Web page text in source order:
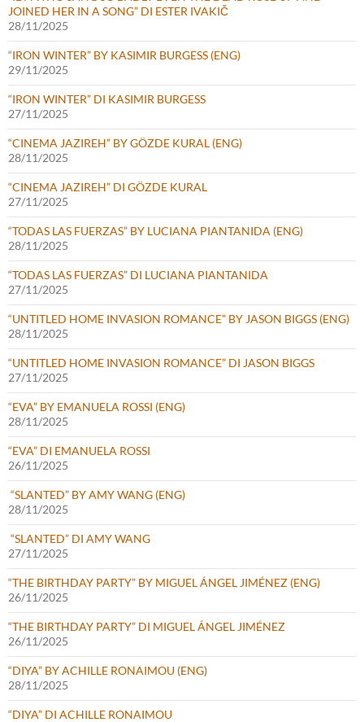
JOINED HER IN A SONG” DI ESTER IVAKIČ
28/11/2025
“IRON WINTER” BY KASIMIR BURGESS (ENG)
29/11/2025
“IRON WINTER” DI KASIMIR BURGESS
27/11/2025
“CINEMA JAZIREH” BY GÖZDE KURAL (ENG)
28/11/2025
“CINEMA JAZIREH” DI GÖZDE KURAL
27/11/2025
“TODAS LAS FUERZAS” BY LUCIANA PIANTANIDA (ENG)
28/11/2025
“TODAS LAS FUERZAS” DI LUCIANA PIANTANIDA
27/11/2025
“UNTITLED HOME INVASION ROMANCE” BY JASON BIGGS (ENG)
28/11/2025
“UNTITLED HOME INVASION ROMANCE” DI JASON BIGGS
27/11/2025
“EVA” BY EMANUELA ROSSI (ENG)
28/11/2025
“EVA” DI EMANUELA ROSSI
26/11/2025
“SLANTED” BY AMY WANG (ENG)
28/11/2025
“SLANTED” DI AMY WANG
27/11/2025
“THE BIRTHDAY PARTY” BY MIGUEL ÁNGEL JIMÉNEZ (ENG)
26/11/2025
“THE BIRTHDAY PARTY” DI MIGUEL ÁNGEL JIMÉNEZ
26/11/2025
“DIYA” BY ACHILLE RONAIMOU (ENG)
28/11/2025
“DIYA” DI ACHILLE RONAIMOU